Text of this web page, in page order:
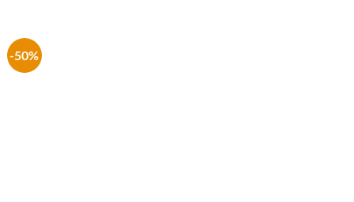
-50%